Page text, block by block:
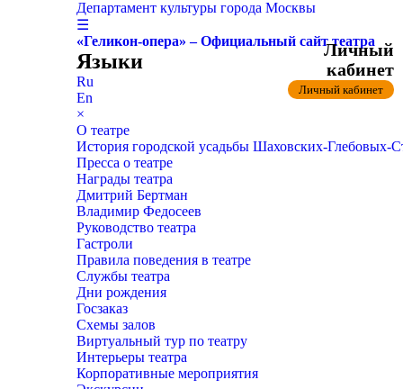
Департамент культуры города Москвы
☰
«Геликон-опера» – Официальный сайт театра
Языки
Ru
En
×
О театре
История городской усадьбы Шаховских-
Пресса о театре
Награды театра
Дмитрий Бертман
Владимир Федосеев
Руководство театра
Гастроли
Правила поведения в театре
Службы театра
Дни рождения
Госзаказ
Схемы залов
Виртуальный тур по театру
Интерьеры театра
Корпоративные мероприятия
Личный
кабинет
Личный кабинет